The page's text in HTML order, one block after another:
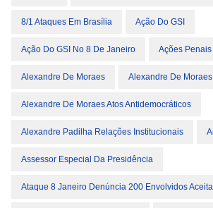
8/1 Ataques Em Brasília Ação Do GSI
Ação Do GSI No 8 De Janeiro Ações Penais
Alexandre De Moraes Alexandre De
Alexandre De Moraes Atos Antidemocráticos
Alexandre Padilha Relações Institucionais
Assessor Especial Da Presidência
Ataque 8 Janeiro Denúncia 200 Envolvidos